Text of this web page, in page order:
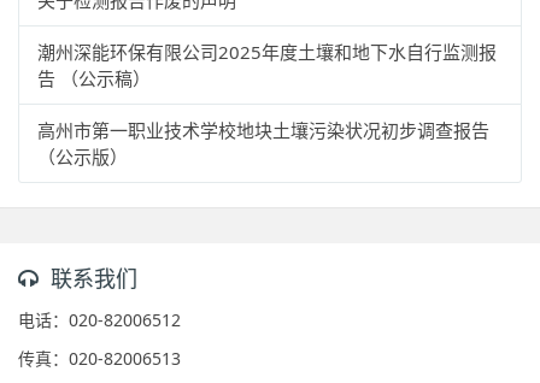
潮州深能环保有限公司2025年度土壤和地下水自行监测报
告 （公示稿）
高州市第一职业技术学校地块土壤污染状况初步调查报告
（公示版）
联系我们
电话：020-82006512
传真：020-82006513